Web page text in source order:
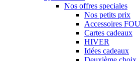
Nos offres speciales
Nos petits prix
Accessoires
Cartes cadeaux
HIVER
Idées cadeaux